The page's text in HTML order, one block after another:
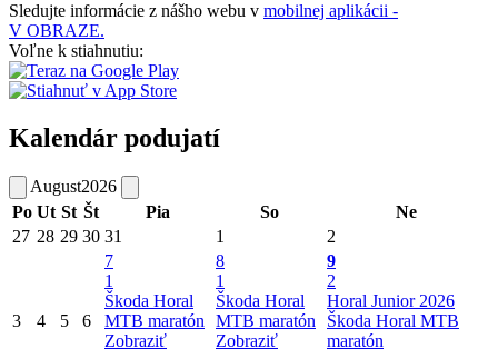
Sledujte informácie z nášho webu v mobilnej aplikácii -
V OBRAZE.
Voľne k stiahnutiu:
Kalendár podujatí
August2026
Po Ut St Št Pia So
Ne
27 28 29 30 31 1 2
3 4 5 6
7
1
Škoda Horal
MTB maratón
Zobraziť
8
1
Škoda Horal
MTB maratón
Zobraziť
9
2
Horal Junior 2026
Škoda Horal MTB
maratón